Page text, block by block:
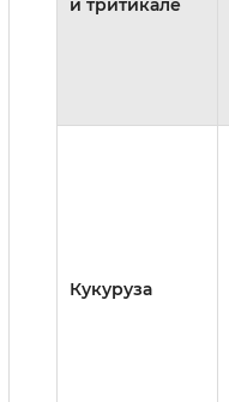
и тритикале
Кукуруза